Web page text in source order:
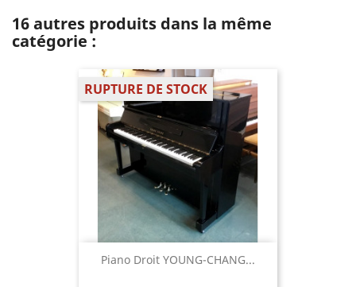
16 autres produits dans la même
catégorie :
Piano Droit YOUNG-CHANG...
RUPTURE DE STOCK